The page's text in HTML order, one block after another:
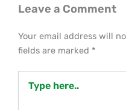
Leave a Comment
Your email address will
fields are marked *
here..